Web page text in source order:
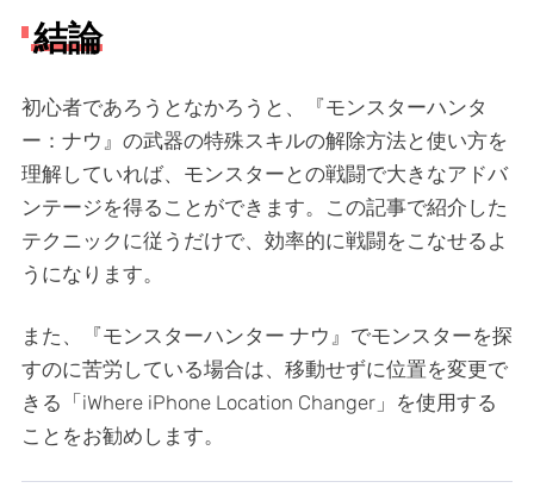
結論
初心者であろうとなかろうと、『モンスターハンタ
ー：ナウ』の武器の特殊スキルの解除方法と使い方を
理解していれば、モンスターとの戦闘で大きなアドバ
ンテージを得ることができます。この記事で紹介した
テクニックに従うだけで、効率的に戦闘をこなせるよ
うになります。
また、『モンスターハンター ナウ』でモンスターを探
すのに苦労している場合は、移動せずに位置を変更で
きる「iWhere iPhone Location Changer」を使用する
ことをお勧めします。